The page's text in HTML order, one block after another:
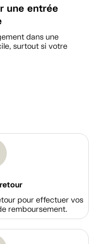
une entrée
dans une
surtout si votre
pour effectuer vos
remboursement.